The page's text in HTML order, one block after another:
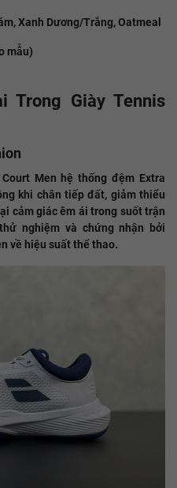
Xanh Dương/Trắng, Oatmeal​
mẫu)​
Trong Giày Tennis
Men hệ thống đệm Extra
khi chân tiếp đất, giảm thiểu
cảm giác êm ái trong suốt trận
nghiệm và chứng nhận bởi
về hiệu suất thể thao.